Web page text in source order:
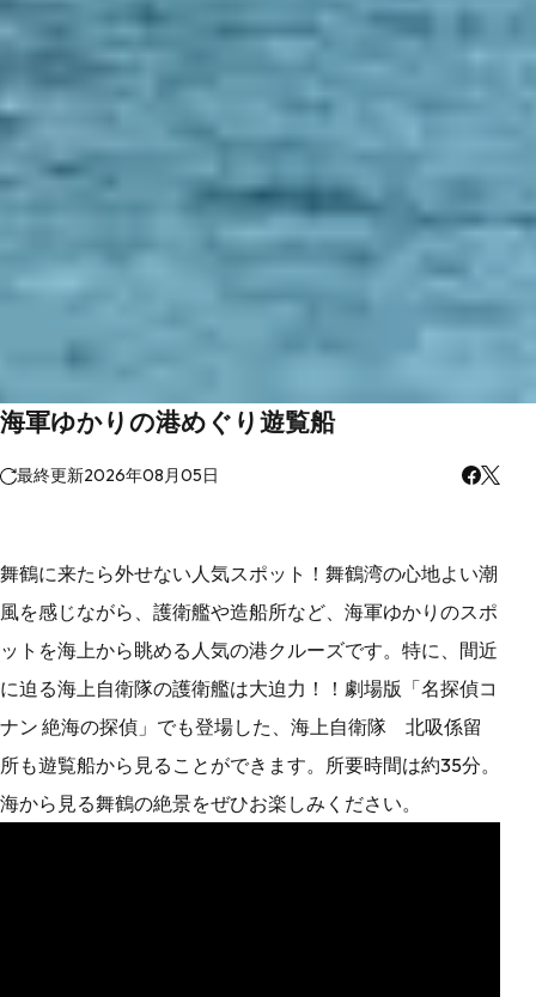
海軍ゆかりの港めぐり遊覧船
最終更新2026年08月05日
舞鶴に来たら外せない人気スポット！舞鶴湾の心地よい潮
風を感じながら、護衛艦や造船所など、海軍ゆかりのスポ
ットを海上から眺める人気の港クルーズです。特に、間近
に迫る海上自衛隊の護衛艦は大迫力！！劇場版「名探偵コ
ナン 絶海の探偵」でも登場した、海上自衛隊 北吸係留
所も遊覧船から見ることができます。所要時間は約35分。
海から見る舞鶴の絶景をぜひお楽しみください。